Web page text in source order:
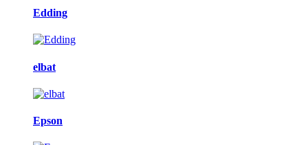
Edding
elbat
Epson